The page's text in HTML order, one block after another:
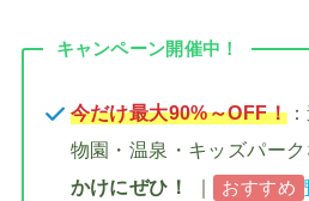
キャンペーン開催中！
今だけ最大90%～OFF！
物園・温泉・キッズパー
かけにぜひ！
｜ おすすめ